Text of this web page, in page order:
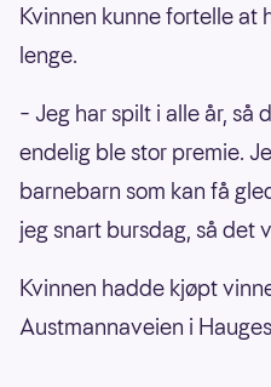
Kvinnen kunne fortelle at
lenge.
– Jeg har spilt i alle år,
endelig ble stor premie.
barnebarn som kan få
jeg snart bursdag, så det
Kvinnen hadde kjøpt
Austmannaveien i